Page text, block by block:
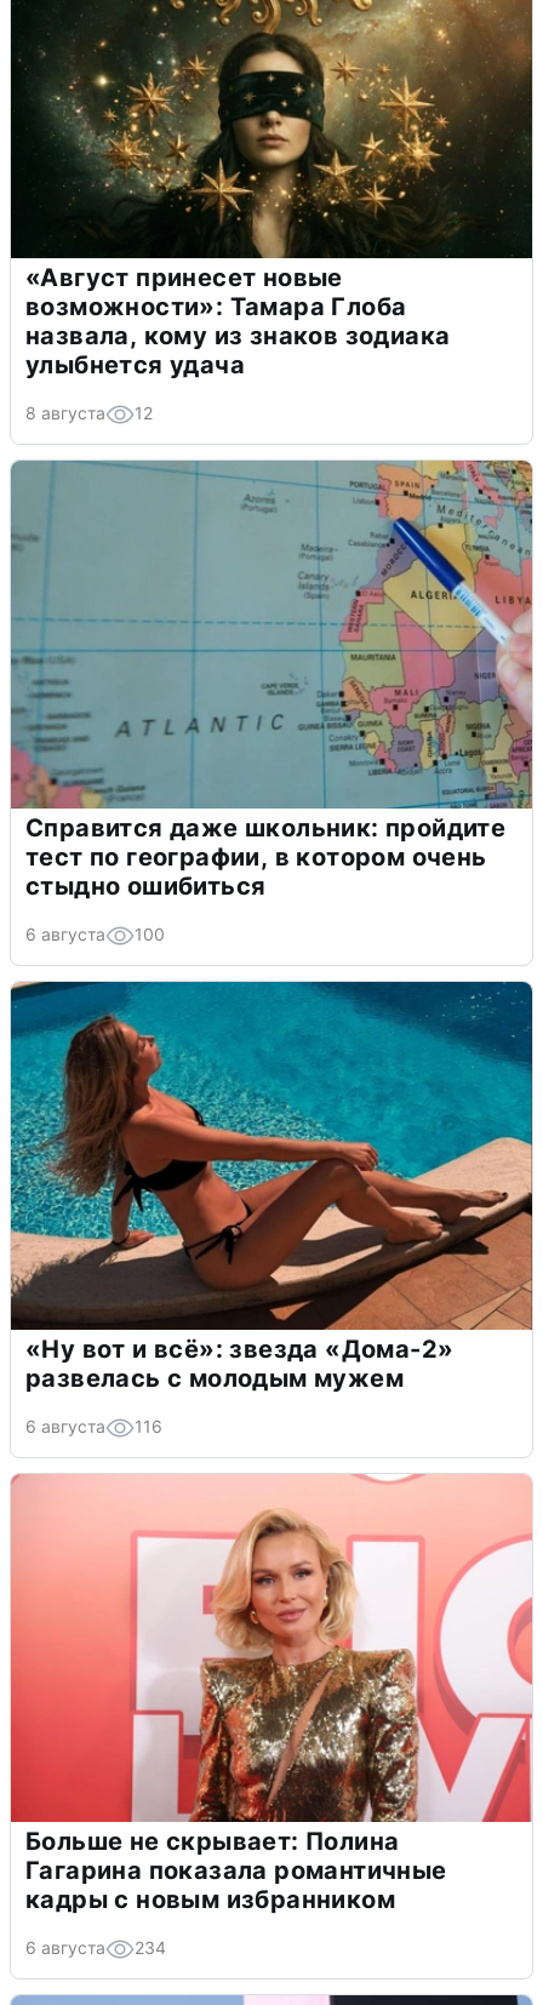
«Август принесет новые
возможности»: Тамара Глоба
назвала, кому из знаков зодиака
улыбнется удача
8 августа 12
Справится даже школьник: пройдите
тест по географии, в котором очень
стыдно ошибиться
6 августа 100
«Ну вот и всё»: звезда «Дома-2»
развелась с молодым мужем
6 августа 116
Больше не скрывает: Полина
Гагарина показала романтичные
кадры с новым избранником
6 августа 234